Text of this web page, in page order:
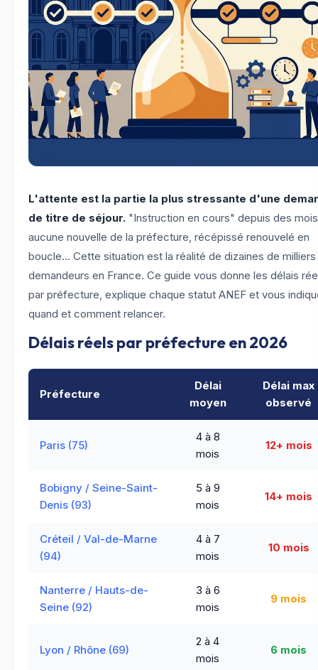
L'attente est la partie la plus stressante d'une
de titre de séjour. "Instruction en cours" depuis des
aucune nouvelle de la préfecture, récépissé renouvelé en
boucle... Cette situation est la réalité de dizaines de
demandeurs en France. Ce guide vous donne les délais
par préfecture, explique chaque statut ANEF et vous
quand et comment relancer.
Délais réels par préfecture en 2026
Préfecture
Délai
moyen
Délai max
observé
Paris (75)
4 à 8
mois
12+ mois
Bobigny / Seine-Saint-
Denis (93)
5 à 9
mois
14+ mois
Créteil / Val-de-Marne
(94)
4 à 7
mois
10 mois
Nanterre / Hauts-de-
Seine (92)
3 à 6
mois
9 mois
Lyon / Rhône (69)
2 à 4
mois
6 mois